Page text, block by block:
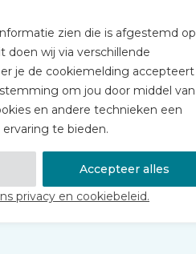
zien die is afgestemd op
doen wij via verschillende
je de cookiemelding accepteert
om jou door middel van
en andere technieken een
te bieden.
Accepteer alles
privacy en cookiebeleid.